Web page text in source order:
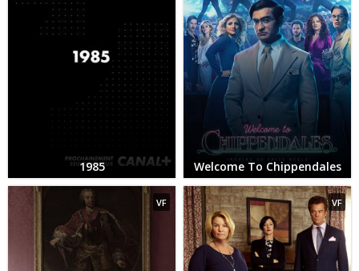
1985 Welcome To Chippendales
VF VF